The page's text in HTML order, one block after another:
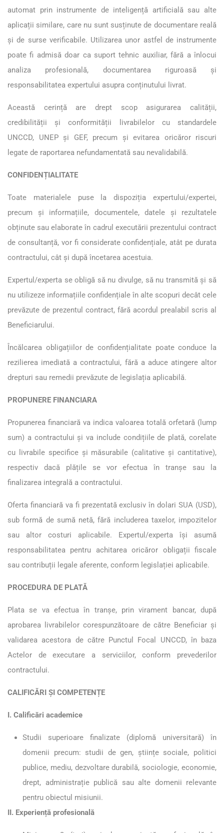
automat prin instrumente de inteligență artificială sau alte
aplicații similare, care nu sunt susținute de documentare reală
și de surse verificabile. Utilizarea unor astfel de instrumente
poate fi admisă doar ca suport tehnic auxiliar, fără a înlocui
analiza profesională, documentarea riguroasă și
responsabilitatea expertului asupra conținutului livrat.
Această cerință are drept scop asigurarea calității,
credibilității și conformității livrabilelor cu standardele
UNCCD, UNEP și GEF, precum și evitarea oricăror riscuri
legate de raportarea nefundamentată sau nevalidabilă.
CONFIDENȚIALITATE
Toate materialele puse la dispoziția expertului/expertei,
precum și informațiile, documentele, datele și rezultatele
obținute sau elaborate în cadrul executării prezentului contract
de consultanță, vor fi considerate confidențiale, atât pe durata
contractului, cât și după încetarea acestuia.
Expertul/experta se obligă să nu divulge, să nu transmită și să
nu utilizeze informațiile confidențiale în alte scopuri decât cele
prevăzute de prezentul contract, fără acordul prealabil scris al
Beneficiarului.
Încălcarea obligațiilor de confidențialitate poate conduce la
rezilierea imediată a contractului, fără a aduce atingere altor
drepturi sau remedii prevăzute de legislația aplicabilă.
PROPUNERE FINANCIARA
Propunerea financiară va indica valoarea totală orfetară (lump
sum) a contractului și va include condițiile de plată, corelate
cu livrabile specifice și măsurabile (calitative și cantitative),
respectiv dacă plățile se vor efectua în tranșe sau la
finalizarea integrală a contractului.
Oferta financiară va fi prezentată exclusiv în dolari SUA (USD),
sub formă de sumă netă, fără includerea taxelor, impozitelor
sau altor costuri aplicabile. Expertul/experta își asumă
responsabilitatea pentru achitarea oricăror obligații fiscale
sau contribuții legale aferente, conform legislației aplicabile.
PROCEDURA DE PLATĂ
Plata se va efectua în tranșe, prin virament bancar, după
aprobarea livrabilelor corespunzătoare de către Beneficiar și
validarea acestora de către Punctul Focal UNCCD, în baza
Actelor de executare a serviciilor, conform prevederilor
contractului.
CALIFICĂRI ȘI COMPETENȚE
I. Calificări academice
Studii superioare finalizate (diplomă universitară) în
domenii precum: studii de gen, științe sociale, politici
publice, mediu, dezvoltare durabilă, sociologie, economie,
drept, administrație publică sau alte domenii relevante
pentru obiectul misiunii.
II. Experiență profesională